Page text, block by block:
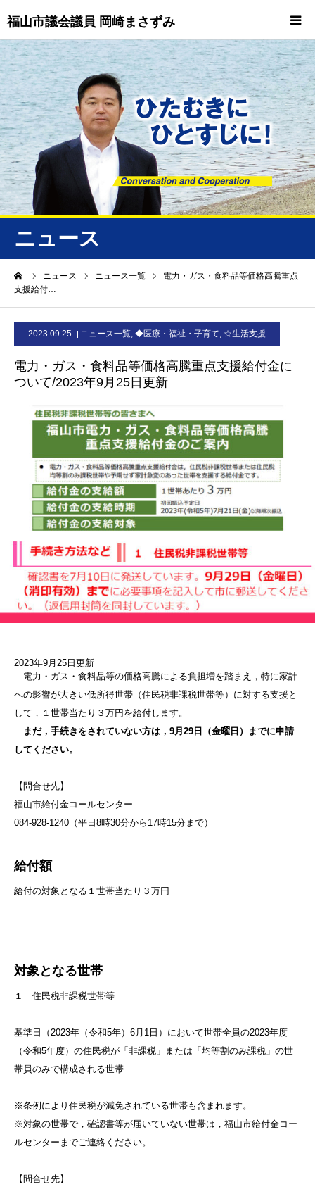
福山市議会議員 岡崎まさずみ
ニュース
ニュース ニュース一覧
電力・ガス・食料品等価格高騰重点
支援給付…
2023.09.25 ニュース一覧, ◆医療・福祉・子育て, ☆生活支援
電力・ガス・食料品等価格高騰重点支援給付金に
ついて/2023年9月25日更新
2023年9月25日更新
電力・ガス・食料品等の価格高騰による負担増を踏まえ，特に家計
への影響が大きい低所得世帯（住民税非課税世帯等）に対する支援と
して，１世帯当たり３万円を給付します。
まだ，手続きをされていない方は，9月29日（金曜日）
までに申請
してください。
【問合せ先】
福山市給付金コールセンター
084-928-1240（平日8時30分から17時15分まで）
給付額
給付の対象となる１世帯当たり３万円
対象となる世帯
１ 住民税非課税世帯等
基準日（2023年（令和5年）6月1日）において世帯全員の2023年度
（令和5年度）の住民税が「非課税」または「均等割のみ課税」の世
帯員のみで構成される世帯
※条例により住民税が減免されている世帯も含まれます。
※対象の世帯で，確認書等が届いていない世帯は，福山市給付金コー
ルセンターまでご連絡ください。
【問合せ先】
HOME
重要情報
プロフィール
ニュース/トピックス
ニュース
お問合せ